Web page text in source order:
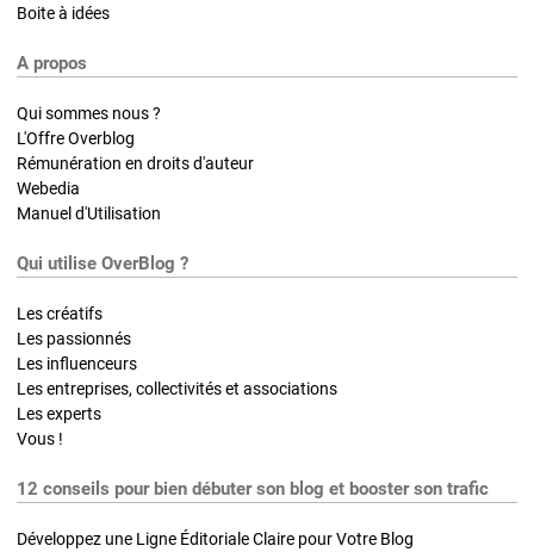
Boite à idées
A propos
Qui sommes nous ?
L'Offre Overblog
Rémunération en droits d'auteur
Webedia
Manuel d'Utilisation
Qui utilise OverBlog ?
Les créatifs
Les passionnés
Les influenceurs
Les entreprises, collectivités et associations
Les experts
Vous !
12 conseils pour bien débuter son blog et booster son trafic
Développez une Ligne Éditoriale Claire pour Votre Blog